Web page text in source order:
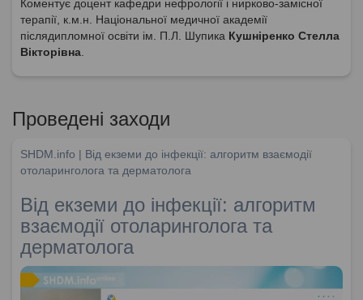
Коментує доцент кафедри нефрології і нирково-замісної
терапії, к.м.н. Національної медичної академії
післядипломної освіти ім. П.Л. Шупика Кушніренко Стелла
Вікторівна
Проведені заходи
SHDM.info | Від екземи до інфекції: алгоритм взаємодії
отоларинголога та дерматолога
Від екземи до інфекції: алгоритм
взаємодії отоларинголога та
дерматолога